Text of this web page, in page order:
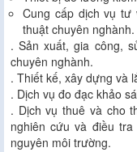
Cung cấp dịch vụ tư
thuật chuyên nghành.
. Sản xuất, gia công,
chuyên nghành.
. Thiết kế, xây dựng và
. Dịch vụ đo đạc khảo
. Dịch vụ thuê và cho
nghiên cứu và điều
nguyên môi trường.